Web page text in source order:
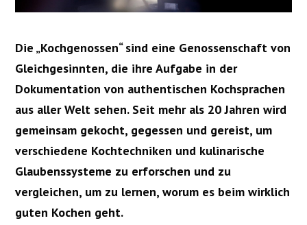
Die „Kochgenossen“ sind eine Genossenschaft von
Gleichgesinnten, die ihre Aufgabe in der
Dokumentation von authentischen Kochsprachen
aus aller Welt sehen. Seit mehr als 20 Jahren wird
gemeinsam gekocht, gegessen und gereist, um
verschiedene Kochtechniken und kulinarische
Glaubenssysteme zu erforschen und zu
vergleichen, um zu lernen, worum es beim wirklich
guten Kochen geht.